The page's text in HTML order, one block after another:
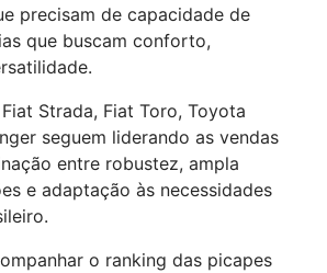
precisam de capacidade de
que buscam conforto,
Strada, Fiat Toro, Toyota
seguem liderando as vendas
entre robustez, ampla
e adaptação às necessidades
o ranking das picapes